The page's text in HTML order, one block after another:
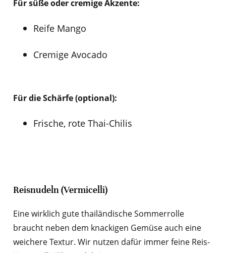
Für süße oder cremige Akzente:
Reife Mango
Cremige Avocado
Für die Schärfe (optional):
Frische, rote Thai-Chilis
Reisnudeln (Vermicelli)
Eine wirklich gute thailändische Sommerrolle
braucht neben dem knackigen Gemüse auch eine
weichere Textur. Wir nutzen dafür immer feine Reis-